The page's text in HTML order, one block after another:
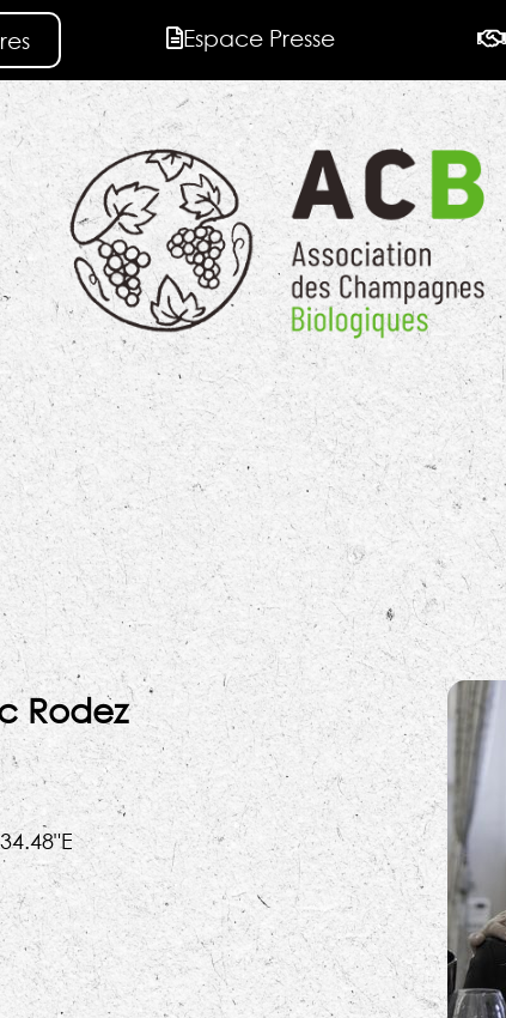
Espace Presse
Rodez